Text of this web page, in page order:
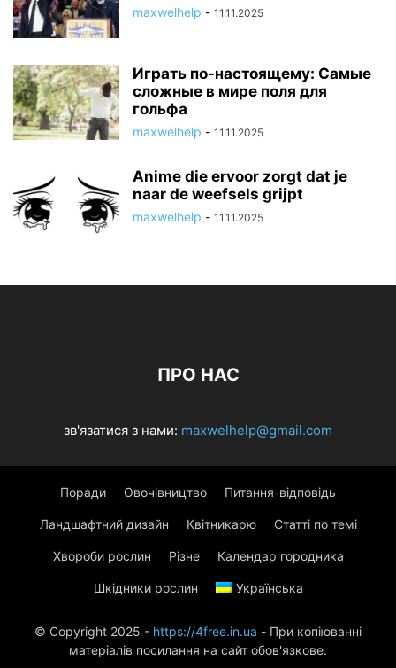
maxwelhelp - 11.11.2025
Играть по-настоящему: Самые
сложные в мире поля для
гольфа
maxwelhelp - 11.11.2025
Anime die ervoor zorgt dat je
naar de weefsels grijpt
maxwelhelp - 11.11.2025
ПРО НАС
зв'язатися з нами: maxwelhelp@gmail.com
Поради Овочівництво Питання-відповідь
Ландшафтний дизайн Квітникарю Статті по темі
Хвороби рослин Різне Календар городника
Шкідники рослин Українська
© Copyright 2025 - https://4free.in.ua - При копіюванні
матеріалів посилання на сайт обов'язкове.